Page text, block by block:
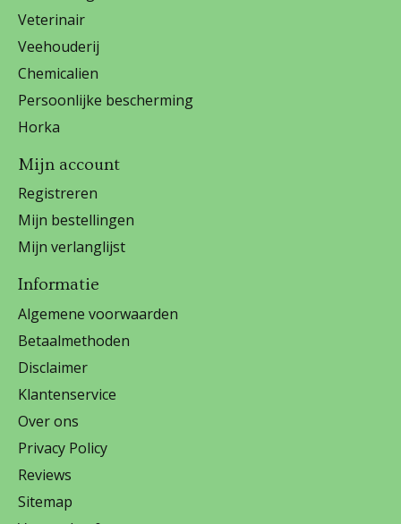
Veterinair
Veehouderij
Chemicalien
Persoonlijke bescherming
Horka
Mijn account
Registreren
Mijn bestellingen
Mijn verlanglijst
Informatie
Algemene voorwaarden
Betaalmethoden
Disclaimer
Klantenservice
Over ons
Privacy Policy
Reviews
Sitemap